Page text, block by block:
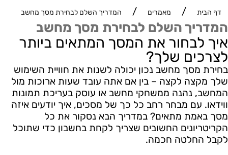
דף הבית / מאמרים / המדריך השלם לבחירת מסך מחשב
המדריך השלם לבחירת מסך מחשב
איך לבחור את המסך המתאים ביותר
לצרכים שלך?
בחירת מסך מחשב נכון יכולה לשנות את חוויית השימוש
שלך מקצה לקצה – בין אם אתה עובד שעות ארוכות מול
המחשב, נהנה ממשחקי מחשב או עוסק בעריכת תמונות
ווידאו. עם מבחר רחב כל כך של מסכים, איך יודעים איזה
מסך באמת מתאים? במדריך הבא נסקור את כל
הקריטריונים החשובים שצריך לקחת בחשבון כדי שתוכל
לקבל החלטה חכמה.